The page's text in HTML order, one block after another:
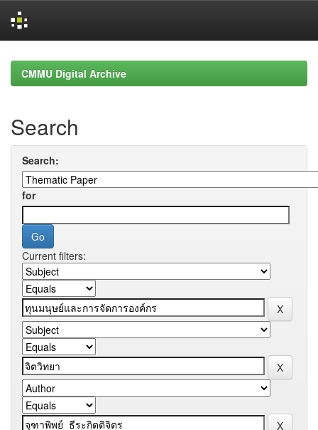
navigationCMMU Digital Archive
Search
Search:
for
Current filters: